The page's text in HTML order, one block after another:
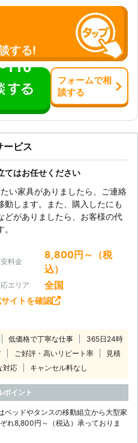
する!
110
フォームで相
談する
ービス
てはお任せください
い家具がありましたら、ご連絡
動します。また、購入したにも
どがありましたら、お客様の代
料金
8,800円～（税
込）
エリア 全国
イトを確認
低価格で丁寧な仕事
365日24時
ご好評・高いリピート率
見積
対応 キャンセル料なし
ポイント
ベッドやタンスの移動組立から大型家
れ8,800円～（税込）承っておりま